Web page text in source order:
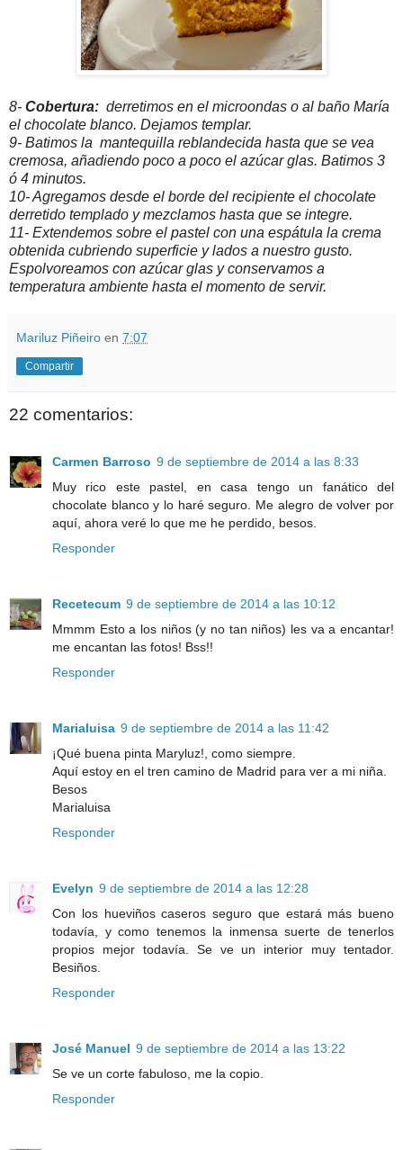
8- Cobertura: derretimos en el microondas o al baño María
el chocolate blanco. Dejamos templar.
9- Batimos la mantequilla reblandecida hasta que se vea
cremosa, añadiendo poco a poco el azúcar glas. Batimos 3
ó 4 minutos.
10- Agregamos desde el borde del recipiente el chocolate
derretido templado y mezclamos hasta que se integre.
11- Extendemos sobre el pastel con una espátula la crema
obtenida cubriendo superficie y lados a nuestro gusto.
Espolvoreamos con azúcar glas y conservamos a
temperatura ambiente hasta el momento de servir.
Mariluz Piñeiro en 7:07
Compartir
22 comentarios:
Carmen Barroso 9 de septiembre de 2014 a las 8:33
Muy rico este pastel, en casa tengo un fanático del
chocolate blanco y lo haré seguro. Me alegro de volver por
aquí, ahora veré lo que me he perdido, besos.
Responder
Recetecum 9 de septiembre de 2014 a las 10:12
Mmmm Esto a los niños (y no tan niños) les va a encantar!
me encantan las fotos! Bss!!
Responder
Marialuisa 9 de septiembre de 2014 a las 11:42
¡Qué buena pinta Maryluz!, como siempre.
Aquí estoy en el tren camino de Madrid para ver a mi niña.
Besos
Marialuisa
Responder
Evelyn 9 de septiembre de 2014 a las 12:28
Con los hueviños caseros seguro que estará más bueno
todavía, y como tenemos la inmensa suerte de tenerlos
propios mejor todavía. Se ve un interior muy tentador.
Besiños.
Responder
José Manuel 9 de septiembre de 2014 a las 13:22
Se ve un corte fabuloso, me la copio.
Responder